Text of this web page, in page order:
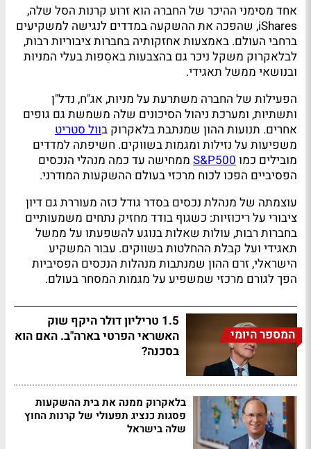
אחד מסימני ההיכר של החברה הוא זרוע קרנות הסל שלה,
iShares, שהפכה את ההשקעה במדדים לנגישה למשקיעים
ברחבי העולם. באמצעות אחזקותיה בחברות ציבוריות רבות,
לבלאקרוק משקל ניכר גם בהצבעות באסֵפות בעלי המניות
ובנושאי ממשל תאגידי.
הפעילות של החברה משתרעת על מניות, אג"ח, נדל"ן
ותשתיות, ומערכת ניהול הסיכונים שלה משמשת גם גופים
אחרים. תנועות ההון שמנתבת בלאקרוק בוול סטריט
משפיעות על נזילות ומגמות בשווקים. חשיפתה למדדים
מובילים כמוS&P500 ממחישה עד כמה מנהלי הנכסים
הפסיביים הפכו לכוח מרכזי בעולם ההשקעות המודרני.
עוצמתה של מנהלת נכסים בסדר גודל כזה מעוררת גם דיון
ציבורי על ריכוזיות: כשגוף בודד מחזיק נתחים משמעותיים
בחברות רבות, עולות שאלות בנוגע להשפעתו על ממשל
תאגידי ועל קבלת ההחלטות בשווקים. עבור המשקיע
הישראלי, זרם ההון שמנתבות מנהלות הנכסים הפסיביות
הפך לגורם מרכזי שמשפיע על מגמות המסחר בעולם.
המספר היומי
1.5 טריליון דולר היקף שוק
האשראי הפרטי בארה"ב. האם הוא
בסכנה?
בלאקרוק ממנה את בית ההשקעות
פסגות כנציג תפעולי של קרנות החוץ
שלה בישראל